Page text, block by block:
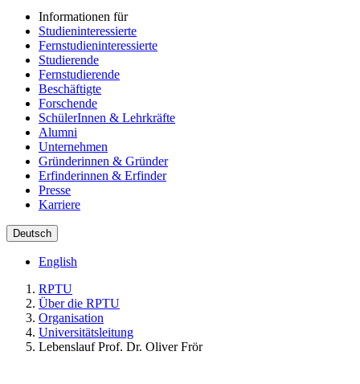
Informationen für
Studieninteressierte
Fernstudieninteressierte
Studierende
Fernstudierende
Beschäftigte
Forschende
SchülerInnen & Lehrkräfte
Alumni
Unternehmen
Gründerinnen & Gründer
Erfinderinnen & Erfinder
Presse
Karriere
Deutsch
English
RPTU
Über die RPTU
Organisation
Universitätsleitung
Lebenslauf Prof. Dr. Oliver Frör